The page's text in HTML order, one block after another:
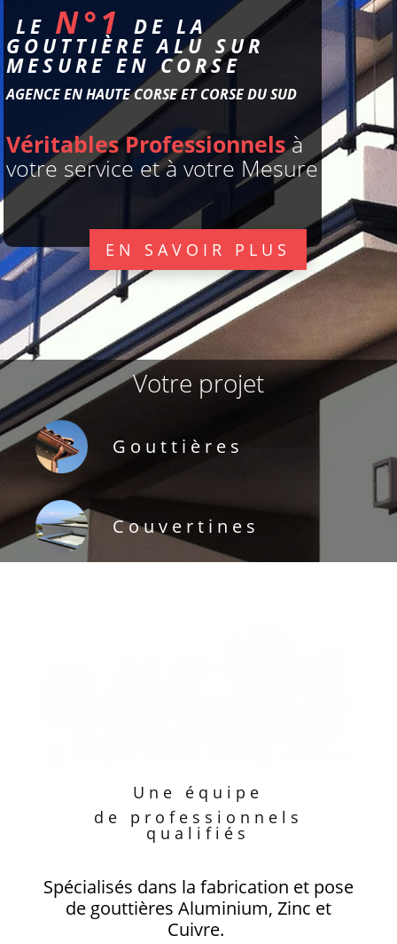
LE N°1DE LA
GOUTTIÈRE ALU SUR
MESURE EN CORSE
AGENCE EN HAUTE CORSE ET CORSE DU SUD
Véritables Professionnelsà
votre service et à votre Mesure
EN SAVOIR PLUS
Votre projet
Gouttières
Couvertines
Une équipe
de professionnels
qualifiés
Spécialisés dans la fabrication et pose
de gouttières Aluminium, Zinc et
Cuivre.